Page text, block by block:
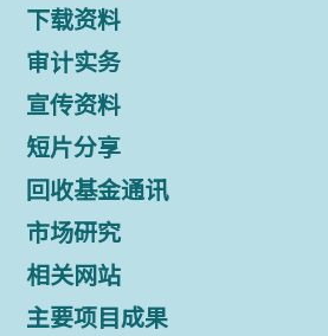
下载资料
审计实务
宣传资料
短片分享
回收基金通讯
市场研究
相关网站
主要项目成果